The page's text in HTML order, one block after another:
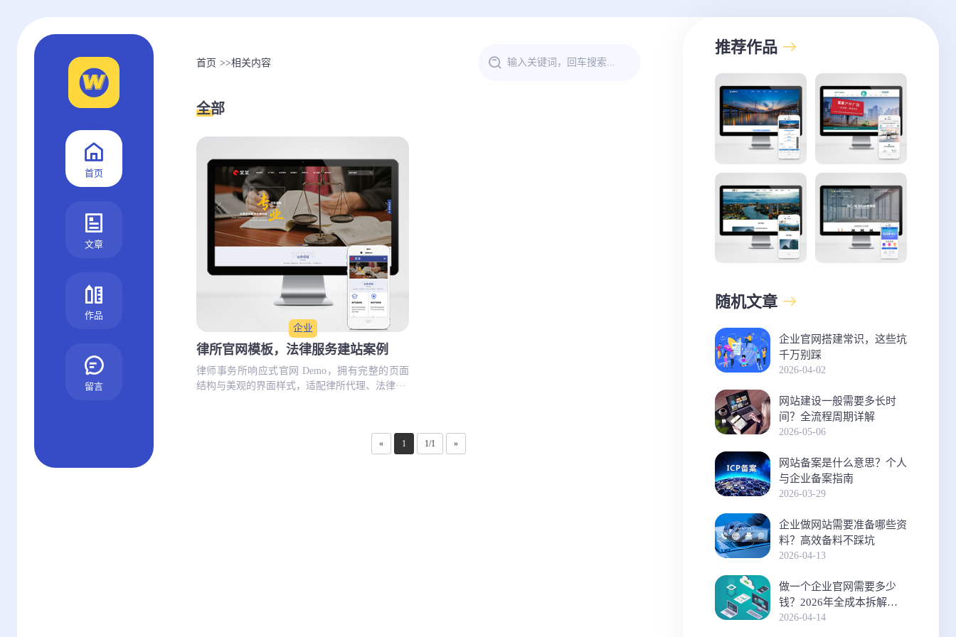
首页
文章
作品
留言
首页 >>相关内容
全部
企业
律所官网模板，法律服务建站案例
律师事务所响应式官网 Demo，拥有完整的页面
结构与美观的界面样式，适配律所代理、法律···
« 1 1/1 »
推荐作品
随机文章
企业官网搭建常识，这些坑
千万别踩
2026-04-02
网站建设一般需要多长时
间？全流程周期详解
2026-05-06
网站备案是什么意思？个人
与企业备案指南
2026-03-29
企业做网站需要准备哪些资
料？高效备料不踩坑
2026-04-13
做一个企业官网需要多少
钱？2026年全成本拆解与
预算指南
2026-04-14